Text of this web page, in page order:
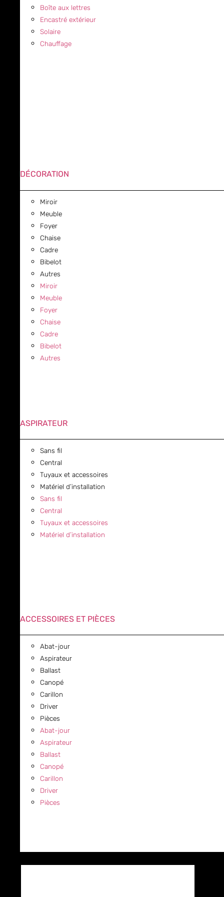
Boîte aux lettres
Encastré extérieur
Solaire
Chauffage
DÉCORATION
Miroir
Meuble
Foyer
Chaise
Cadre
Bibelot
Autres
Miroir
Meuble
Foyer
Chaise
Cadre
Bibelot
Autres
ASPIRATEUR
Sans fil
Central
Tuyaux et accessoires
Matériel d’installation
Sans fil
Central
Tuyaux et accessoires
Matériel d’installation
ACCESSOIRES ET PIÈCES
Abat-jour
Aspirateur
Ballast
Canopé
Carillon
Driver
Pièces
Abat-jour
Aspirateur
Ballast
Canopé
Carillon
Driver
Pièces